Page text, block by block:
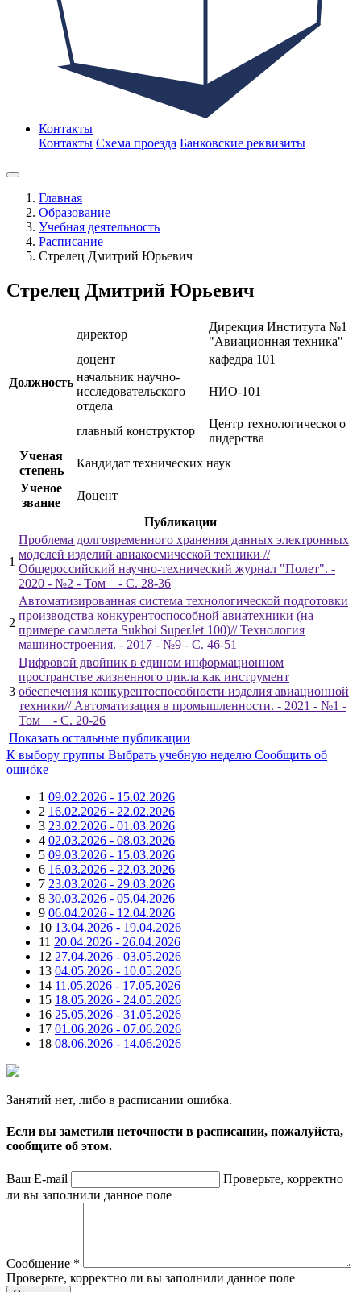
Контакты
Контакты Схема проезда Банковские реквизиты
Главная
Образование
Учебная деятельность
Расписание
Стрелец Дмитрий Юрьевич
Стрелец Дмитрий Юрьевич
Должность
директор
Дирекция Института №1
"Авиационная техника"
доцент
кафедра 101
начальник научно-
исследовательского
отдела
НИО-101
главный конструктор
Центр технологического
лидерства
Ученая
степень
Кандидат технических наук
Ученое
звание
Доцент
Публикации
1
Проблема долговременного хранения данных электронных
моделей изделий авиакосмической техники //
Общероссийский научно-технический журнал "Полет". -
2020 - №2 - Том _ - С. 28-36
2
Автоматизированная система технологической подготовки
производства конкурентоспособной авиатехники (на
примере самолета Sukhoi SuperJet 100)// Технология
машиностроения. - 2017 - №9 - С. 46-51
3
Цифровой двойник в едином информационном
пространстве жизненного цикла как инструмент
обеспечения конкурентоспособности изделия авиационной
техники// Автоматизация в промышленности. - 2021 - №1 -
Том _ - С. 20-26
Показать остальные публикации
К выбору группы Выбрать учебную неделю Сообщить об
ошибке
1 09.02.2026 - 15.02.2026
2 16.02.2026 - 22.02.2026
3 23.02.2026 - 01.03.2026
4 02.03.2026 - 08.03.2026
5 09.03.2026 - 15.03.2026
6 16.03.2026 - 22.03.2026
7 23.03.2026 - 29.03.2026
8 30.03.2026 - 05.04.2026
9 06.04.2026 - 12.04.2026
10 13.04.2026 - 19.04.2026
11 20.04.2026 - 26.04.2026
12 27.04.2026 - 03.05.2026
13 04.05.2026 - 10.05.2026
14 11.05.2026 - 17.05.2026
15 18.05.2026 - 24.05.2026
16 25.05.2026 - 31.05.2026
17 01.06.2026 - 07.06.2026
18 08.06.2026 - 14.06.2026
Занятий нет, либо в расписании ошибка.
Если вы заметили неточности в расписании, пожалуйста,
сообщите об этом.
Ваш E-mail
Проверьте, корректно
ли вы заполнили данное поле
Сообщение *
Проверьте, корректно ли вы заполнили данное поле